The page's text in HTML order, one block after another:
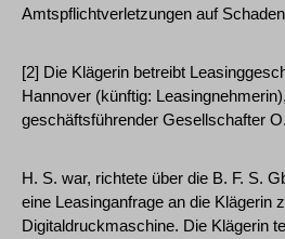
Amtspflichtverletzungen auf
[2] Die Klägerin betreibt
Hannover (künftig:
geschäftsführender Gesellschafter O.
H. S. war, richtete über die B. F. S.
eine Leasinganfrage an die Klägerin
Digitaldruckmaschine. Die Klägerin